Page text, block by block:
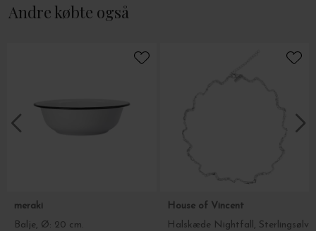
Andre købte også
meraki
Balje, Ø: 20 cm.
House of Vincent
Halskæde Nightfall, Sterlingsølv